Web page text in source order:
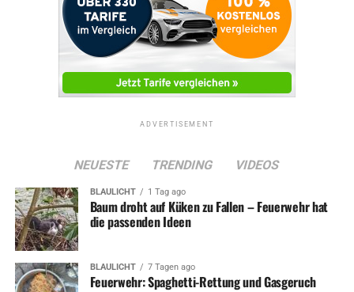
ADVERTISEMENT
NEUESTE TRENDING VIDEOS
BLAULICHT 1 Tag ago
Baum droht auf Küken zu Fallen – Feuerwehr hat
die passenden Ideen
BLAULICHT 7 Tagen ago
Feuerwehr: Spaghetti-Rettung und Gasgeruch